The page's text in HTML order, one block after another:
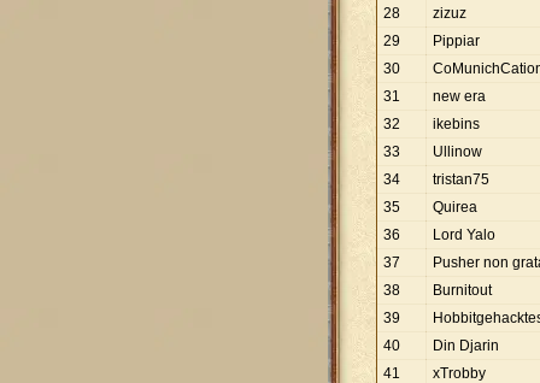
28
zizuz
29
Pippiar
30
31
new era
32
ikebins
33
Ullinow
34
tristan75
35
Quirea
36
Lord Yalo
37
Pusher non
38
Burnitout
39
40
Din Djarin
41
xTrobby